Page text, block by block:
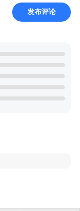
发布评论